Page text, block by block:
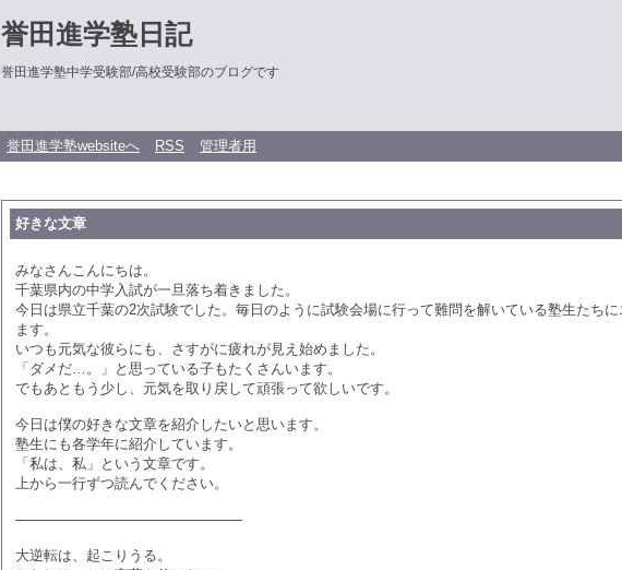
誉田進学塾日記
誉田進学塾中学受験部/高校受験部のブログです
誉田進学塾websiteへ RSS 管理者用
好きな文章
みなさんこんにちは。
千葉県内の中学入試が一旦落ち着きました。
今日は県立千葉の2次試験でした。毎日のように試験会場に行って難問を解いている塾生たちに
ます。
いつも元気な彼らにも、さすがに疲れが見え始めました。
「ダメだ…。」と思っている子もたくさんいます。
でもあともう少し、元気を取り戻して頑張って欲しいです。
今日は僕の好きな文章を紹介したいと思います。
塾生にも各学年に紹介しています。
「私は、私」という文章です。
上から一行ずつ読んでください。
――――――――――――――――
大逆転は、起こりうる。